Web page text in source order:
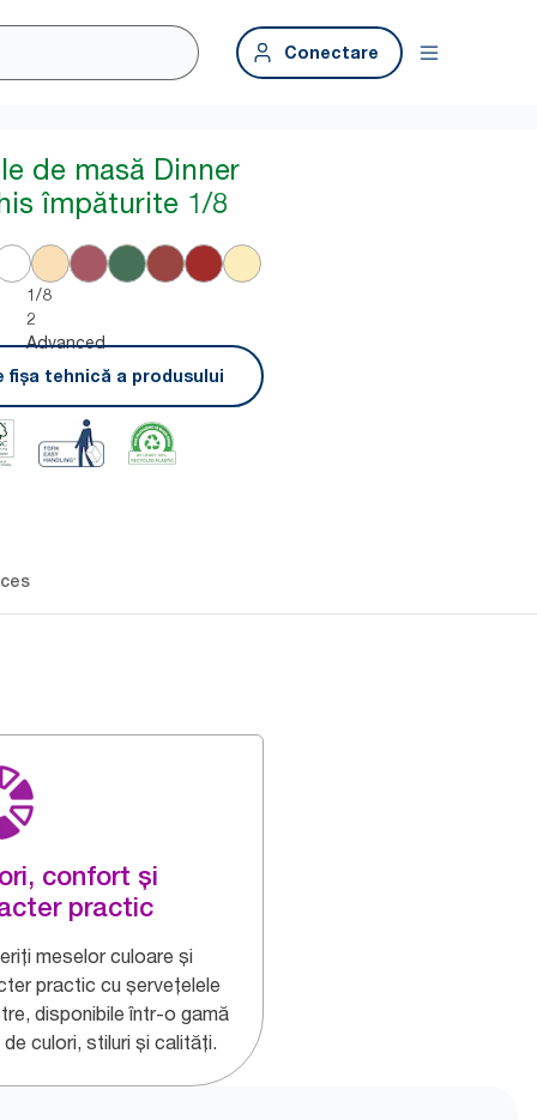
Conectare
de masă Dinner
împăturite 1/8
1/8
2
Advanced
fișa tehnică a produsului
confort și
practic
meselor culoare și
practic cu șervețelele
disponibile într-o gamă
de culori, stiluri și calități.